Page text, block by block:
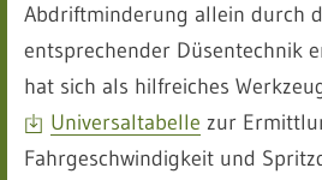
Abdriftminderung allein durch
entsprechender Düsentechnik
hat sich als hilfreiches
Universaltabelle zur
Fahrgeschwindigkeit und